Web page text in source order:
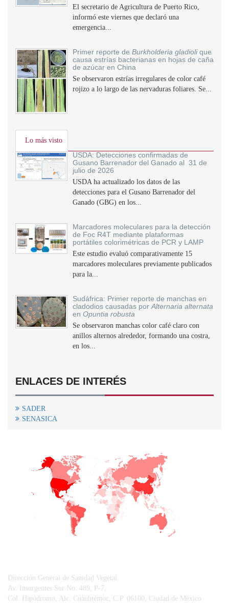
El secretario de Agricultura de Puerto Rico,
informó este viernes que declaró una
emergencia...
Primer reporte de Burkholderia gladiolique
causa estrías bacterianas en hojas de caña
de azúcar en China
Se observaron estrías irregulares de color café
rojizo a lo largo de las nervaduras foliares. Se...
Lo más visto
USDA: Detecciones confirmadas de
Gusano Barrenador del Ganado al 31 de
julio de 2026
USDA ha actualizado los datos de las
detecciones para el Gusano Barrenador del
Ganado (GBG) en los...
Marcadores moleculares para la detección
de Foc R4T mediante plataformas
portátiles colorimétricas de PCR y LAMP
Este estudio evaluó comparativamente 15
marcadores moleculares previamente publicados
para la...
Sudáfrica: Primer reporte de manchas en
cladodios causadas por Alternaria alternata
en Opuntia robusta
Se observaron manchas color café claro con
anillos alternos alrededor, formando una costra,
en los...
ENLACES DE INTERÉS
SADER
SENASICA
Dirección General de Sanidad Vegetal.
Av. Insurgentes Sur No. 489, P-7,
Col. Hipódromo, Alc. Cuauhtémoc, C.P. 06100, Ciudad de México